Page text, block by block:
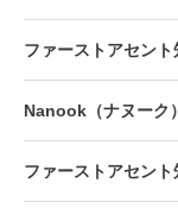
ファーストアセン
Nanook（ナヌーク
ファーストアセン